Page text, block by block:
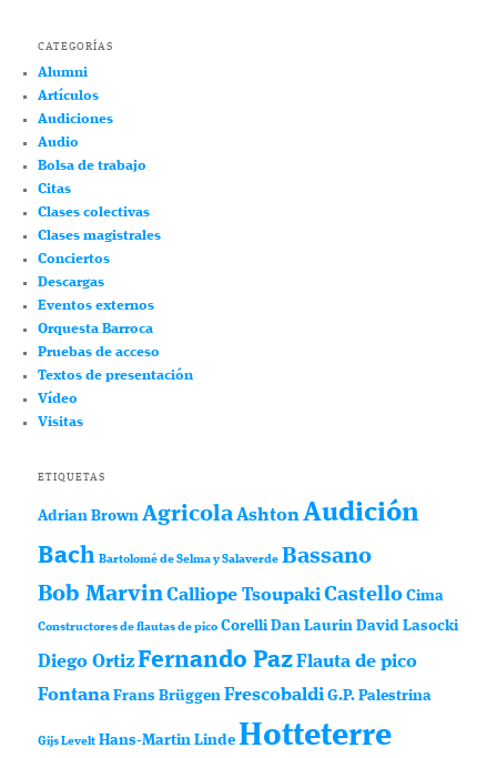
CATEGORÍAS
Alumni
Artículos
Audiciones
Audio
Bolsa de trabajo
Citas
Clases colectivas
Clases magistrales
Conciertos
Descargas
Eventos externos
Orquesta Barroca
Pruebas de acceso
Textos de presentación
Vídeo
Visitas
ETIQUETAS
Adrian Brown AgricolaAshtonAudición
Bach Bartolomé de Selma y Salaverde Bassano
Bob MarvinCalliope TsoupakiCastello Cima
Constructores de flautas de pico Corelli Dan Laurin David Lasocki
Diego OrtizFernando PazFlauta de pico
Fontana Frans Brüggen Frescobaldi G.P. Palestrina
Gijs Levelt Hans-Martin Linde Hotteterre